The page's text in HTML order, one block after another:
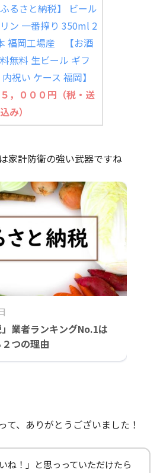
ふるさと納税】 ビール
ン 一番搾り 350ml 2
福岡工場産 【お酒
無料 生ビール ギフ
内祝い ケース 福岡】
，０００円（税・送
み）
家計防衛の強い武器ですね
」業者ランキングNo.1は
２つの理由
て、ありがとうございました！
ね！」と思っっていただけたら